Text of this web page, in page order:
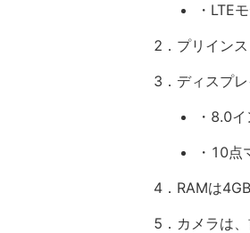
・LTE
2．プリイン
3．ディスプレ
・8.0
・10点
4．RAMは
5．カメラは